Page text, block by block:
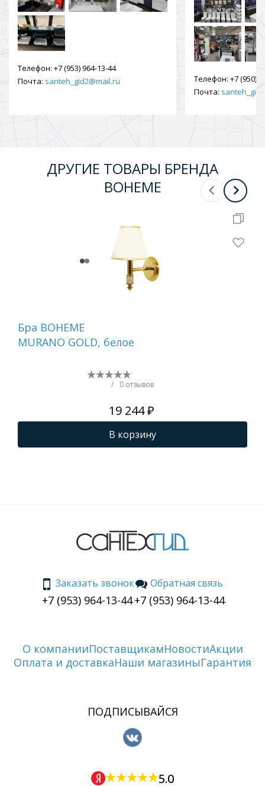
Телефон: +7 (953) 964-13-44
Почта: santeh_gid2@mail.ru Телефон: +7 (950)
Почта:
ДРУГИЕ ТОВАРЫ БРЕНДА
BOHEME
Бра BOHEME
MURANO GOLD, белое
/ 0 отзывов
19 244 ₽
В корзину
Заказать звонок
+7 (953) 964-13-44
Обратная связь
+7 (953) 964-13-44
О компанииПоставщикамНовостиАкции
Оплата и доставкаНаши магазиныГарантия
ПОДПИСЫВАЙСЯ
5.0